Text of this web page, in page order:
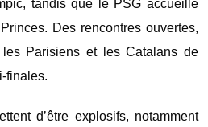
tandis que le PSG accueille
Des rencontres ouvertes,
Parisiens et les Catalans de
finales.
d’être explosifs, notamment